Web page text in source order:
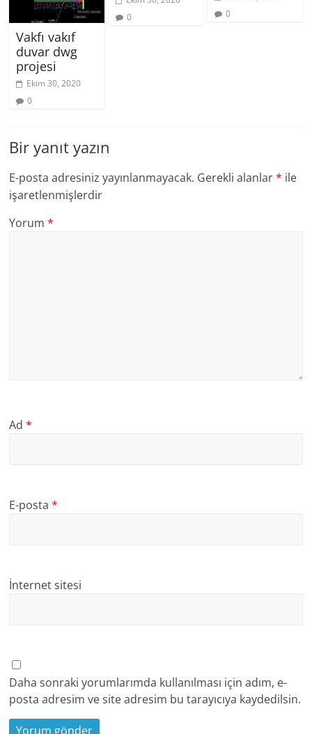
Vakfı vakıf
duvar dwg
projesi
Ekim 30, 2020
0
0
0
Bir yanıt yazın
E-posta adresiniz yayınlanmayacak. Gerekli alanlar* ile
işaretlenmişlerdir
Yorum*
Ad*
E-posta*
İnternet sitesi
Daha sonraki yorumlarımda kullanılması için adım, e-
posta adresim ve site adresim bu tarayıcıya kaydedilsin.